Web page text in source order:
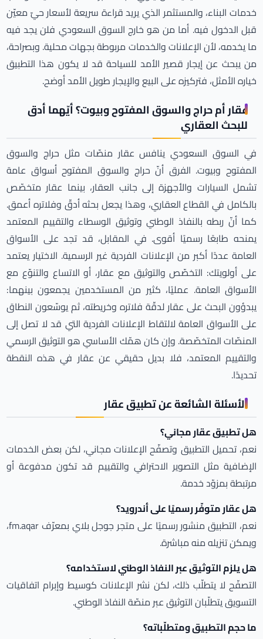
خدمات البناء، والمستثمر الذي يريد قراءة سريعة لأسعار حيّ معيّن
قبل الدخول فيه. أما من هو خارج السوق السعودي فلن يجد فيه
ما يخدمه، لأن الإعلانات والخدمات مربوطة بجهات محلية. وبصراحة،
من يبحث عن إيجار قصير الأمد للسياحة قد لا يكون هذا التطبيق
خياره الأمثل، فتركيزه على البيع والإيجار طويل الأمد أوضح.
عقار أم حراج والسوق المفتوح وبيوت؟ أيّهما أدق
للبحث العقاري
في السوق السعودي ينافس عقار منصّات مثل حراج والسوق
المفتوح وبيوت. الفرق أنّ حراج والسوق المفتوح أسواق عامة
تشمل السيارات والأجهزة إلى جانب العقار، بينما عقار متخصّص
بالكامل في القطاع العقاري، وهذا يجعل بحثه أدقّ وفلاتره أعمق.
كما أنّ ربطه بالنفاذ الوطني وتوثيق الوسطاء والتقييم المعتمد
يمنحه طابعًا رسميًا أقوى. في المقابل، قد تجد على الأسواق
العامة عددًا أكبر من الإعلانات الفردية غير الرسمية. الاختيار يعتمد
على أولويتك: التخصّص والتوثيق مع عقار، أو الاتساع والتنوّع مع
الأسواق العامة. عمليًا، كثير من المستخدمين يجمعون بينهما:
يبدؤون البحث على عقار لدقّة فلاتره وخريطته، ثم يوسّعون النطاق
على الأسواق العامة لالتقاط الإعلانات الفردية التي قد لا تصل إلى
المنصّات المتخصّصة. وإن كان همّك الأساسي هو التوثيق الرسمي
والتقييم المعتمد، فلا بديل حقيقي عن عقار في هذه النقطة
تحديدًا.
الأسئلة الشائعة عن تطبيق عقار
هل تطبيق عقار مجاني؟
نعم، تحميل التطبيق وتصفّح الإعلانات مجاني، لكن بعض الخدمات
الإضافية مثل التصوير الاحترافي والتقييم قد تكون مدفوعة أو
مرتبطة بمزوّد خدمة.
هل عقار متوفّر رسميًا على أندرويد؟
نعم، التطبيق منشور رسميًا على متجر جوجل بلاي بمعرّف fm.aqar،
ويمكن تنزيله منه مباشرة.
هل يلزم التوثيق عبر النفاذ الوطني لاستخدامه؟
التصفّح لا يتطلّب ذلك، لكن نشر الإعلانات كوسيط وإبرام اتفاقيات
التسويق يتطلّبان التوثيق عبر منصّة النفاذ الوطني.
ما حجم التطبيق ومتطلّباته؟